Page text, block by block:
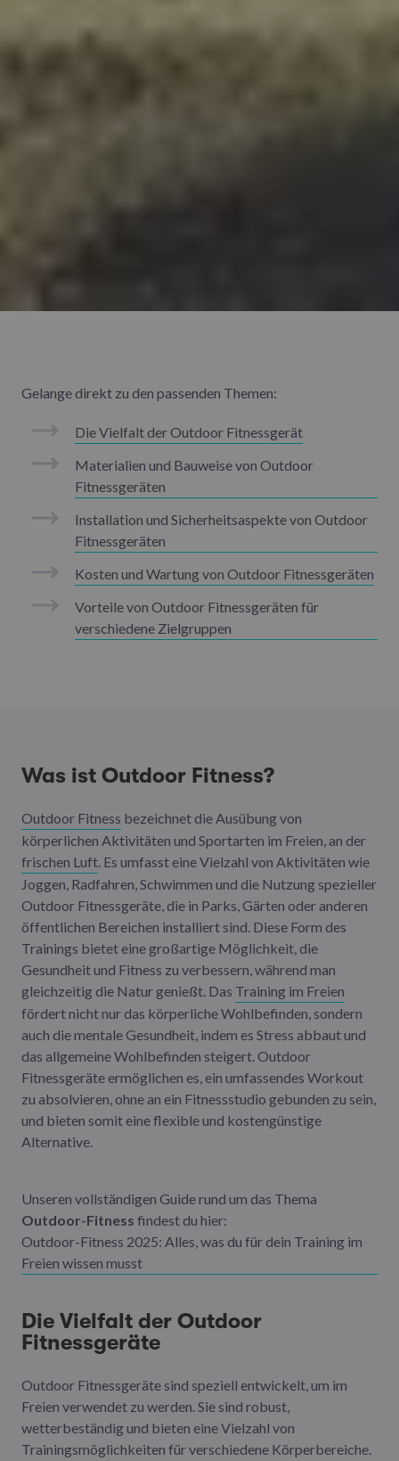
Gelange direkt zu den passenden Themen:
Die Vielfalt der Outdoor Fitnessgerät
Materialien und Bauweise von Outdoor
Fitnessgeräten
Installation und Sicherheitsaspekte von Outdoor
Fitnessgeräten
Kosten und Wartung von Outdoor Fitnessgeräten
Vorteile von Outdoor Fitnessgeräten für
verschiedene Zielgruppen
Was ist Outdoor Fitness?
Outdoor Fitness bezeichnet die Ausübung von
körperlichen Aktivitäten und Sportarten im Freien, an der
frischen Luft. Es umfasst eine Vielzahl von Aktivitäten wie
Joggen, Radfahren, Schwimmen und die Nutzung spezieller
Outdoor Fitnessgeräte, die in Parks, Gärten oder anderen
öffentlichen Bereichen installiert sind. Diese Form des
Trainings bietet eine großartige Möglichkeit, die
Gesundheit und Fitness zu verbessern, während man
gleichzeitig die Natur genießt. Das Training im Freien
fördert nicht nur das körperliche Wohlbefinden, sondern
auch die mentale Gesundheit, indem es Stress abbaut und
das allgemeine Wohlbefinden steigert. Outdoor
Fitnessgeräte ermöglichen es, ein umfassendes Workout
zu absolvieren, ohne an ein Fitnessstudio gebunden zu sein,
und bieten somit eine flexible und kostengünstige
Alternative.
Unseren vollständigen Guide rund um das Thema
Outdoor-Fitness findest du hier:
Outdoor-Fitness 2025: Alles, was du für dein Training im
Freien wissen musst
Die Vielfalt der Outdoor
Fitnessgeräte
Outdoor Fitnessgeräte sind speziell entwickelt, um im
Freien verwendet zu werden. Sie sind robust,
wetterbeständig und bieten eine Vielzahl von
Trainingsmöglichkeiten für verschiedene Körperbereiche.